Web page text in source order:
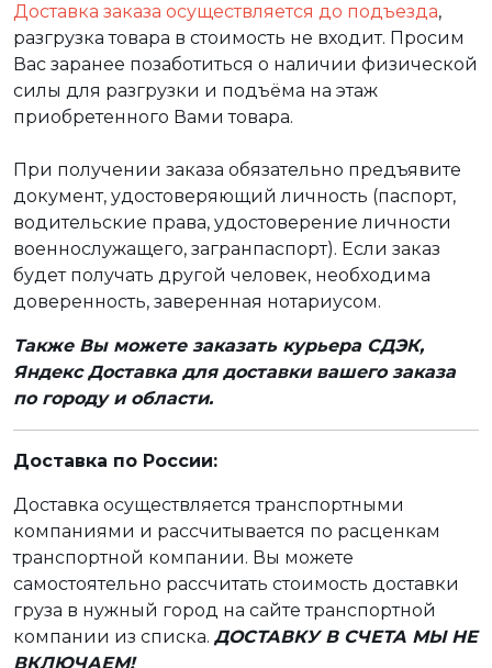
Доставка заказа осуществляется до подъезда,
разгрузка товара в стоимость не входит. Просим
Вас заранее позаботиться о наличии физической
силы для разгрузки и подъёма на этаж
приобретенного Вами товара.
При получении заказа обязательно предъявите
документ, удостоверяющий личность (паспорт,
водительские права, удостоверение личности
военнослужащего, загранпаспорт). Если заказ
будет получать другой человек, необходима
доверенность, заверенная нотариусом.
Также Вы можете заказать курьера СДЭК,
Яндекс Доставка для доставки вашего заказа
по городу и области.
Доставка по России:
Доставка осуществляется транспортными
компаниями и рассчитывается по расценкам
транспортной компании. Вы можете
самостоятельно рассчитать стоимость доставки
груза в нужный город на сайте транспортной
компании из списка. ДОСТАВКУ В СЧЕТА МЫ НЕ
ВКЛЮЧАЕМ!